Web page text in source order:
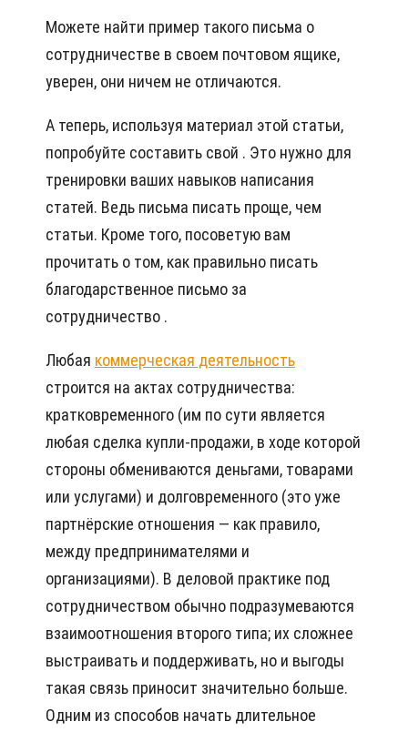
Можете найти пример такого письма о
сотрудничестве в своем почтовом ящике,
уверен, они ничем не отличаются.
А теперь, используя материал этой статьи,
попробуйте составить свой . Это нужно для
тренировки ваших навыков написания
статей. Ведь письма писать проще, чем
статьи. Кроме того, посоветую вам
прочитать о том, как правильно писать
благодарственное письмо за
сотрудничество .
Любая коммерческая деятельность
строится на актах сотрудничества:
кратковременного (им по сути является
любая сделка купли-продажи, в ходе которой
стороны обмениваются деньгами, товарами
или услугами) и долговременного (это уже
партнёрские отношения — как правило,
между предпринимателями и
организациями). В деловой практике под
сотрудничеством обычно подразумеваются
взаимоотношения второго типа; их сложнее
выстраивать и поддерживать, но и выгоды
такая связь приносит значительно больше.
Одним из способов начать длительное